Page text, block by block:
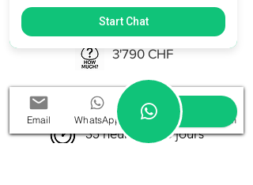
3'790 CHF
35 heures sur 5 jours
Email WhatsApp Google Instagram
Start Chat